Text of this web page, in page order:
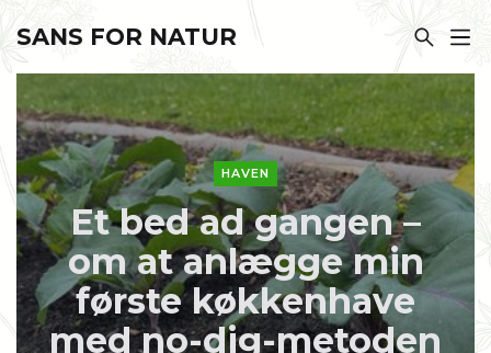
SANS FOR NATUR
HAVEN
Et bed ad gangen –
om at anlægge min
første køkkenhave
med no-dig-metoden